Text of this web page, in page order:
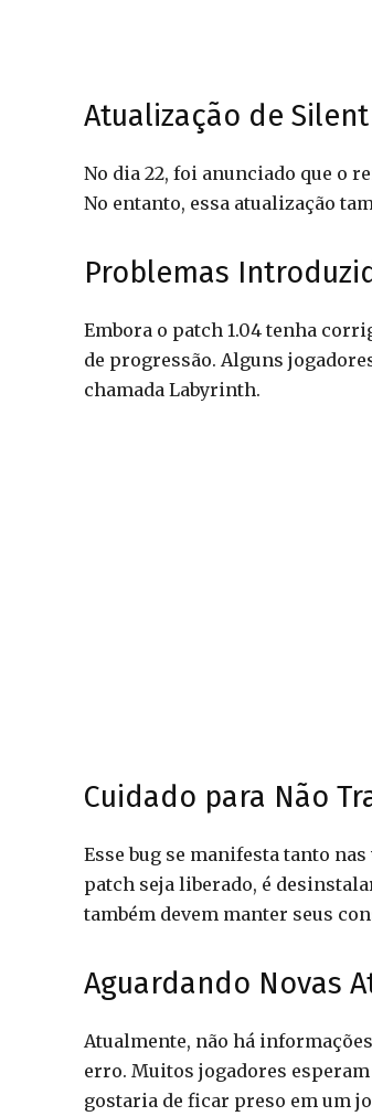
Atualização de
No dia 22, foi anunciado que o
No entanto, essa atualização
Problemas
Embora o patch 1.04 tenha
de progressão. Alguns
chamada Labyrinth.
Cuidado para Não
Esse bug se manifesta tanto
patch seja liberado, é
também devem manter seus
Aguardando Novas
Atualmente, não há
erro. Muitos jogadores
gostaria de ficar preso em um